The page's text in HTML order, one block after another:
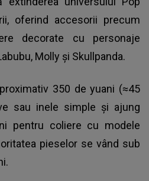
oferind accesorii precum
decorate cu personaje
Molly şi Skullpanda.
350 de yuani (≈45
sau inele simple şi ajung
pentru coliere cu modele
pieselor se vând sub